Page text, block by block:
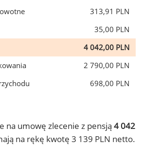
313,91 PLN
35,00 PLN
4 042,00 PLN
2 790,00 PLN
698,00 PLN
na umowę zlecenie z pensją 4 042
na rękę kwotę 3 139 PLN netto.